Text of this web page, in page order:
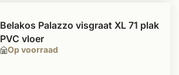
Op voorraad
Belakos Palazzo visgraat XL 71 plak
PVC vloer